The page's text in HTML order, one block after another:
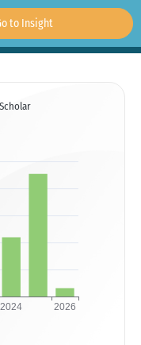
to Insight